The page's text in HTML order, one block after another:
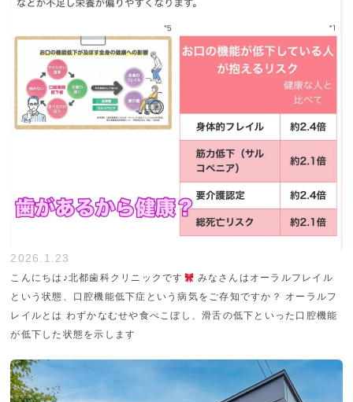
2026.1.23
こんにちは♪北都歯科クリニックです
みなさんはオーラルフレイル
という状態、口腔機能低下症という病気をご存知ですか？ オーラルフ
レイルとは わずかなむせや食べこぼし、滑舌の低下といった口腔機能
が低下した状態を示します